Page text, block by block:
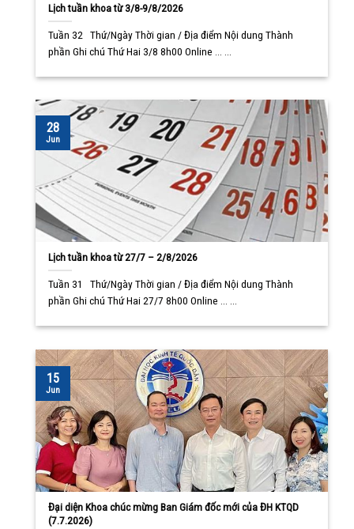
Lịch tuần khoa từ 3/8-9/8/2026
Tuần 32 Thứ/Ngày Thời gian / Địa điểm Nội dung Thành
phần Ghi chú Thứ Hai 3/8 8h00 Online ... ...
Lịch tuần khoa từ 27/7 – 2/8/2026
Tuần 31 Thứ/Ngày Thời gian / Địa điểm Nội dung Thành
phần Ghi chú Thứ Hai 27/7 8h00 Online ... ...
28
Jun
Đại diện Khoa chúc mừng Ban Giám đốc mới của ĐH KTQD
(7.7.2026)
15
Jun